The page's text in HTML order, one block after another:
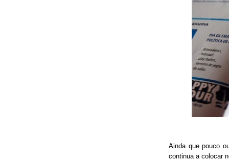
Ainda que pouco
continua a colocar